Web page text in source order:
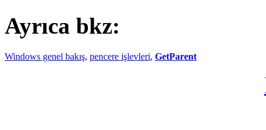
Ayrıca bkz:
Windows genel bakış, pencere işlevleri, GetParent